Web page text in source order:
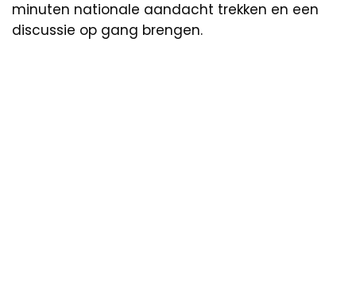
minuten nationale aandacht trekken en een
discussie op gang brengen.